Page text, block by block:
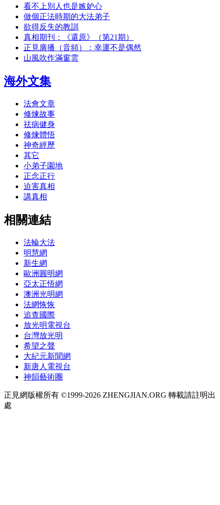
看不上別人也是嫉妒心
做個正法時期的大法弟子
欲得反失的教訓
真相期刊：《還原》（第21期）
正見廣播（音頻）：幸運不是偶然
山風吹作滿窗雲
海外文集
法會文章
修煉故事
祛病健身
修煉體悟
神奇經歷
其它
小弟子園地
正念正行
迫害真相
講真相
相關連結
法輪大法
明慧網
新生網
歐洲圓明網
亞太正悟網
澳洲光明網
法網恢恢
追查國際
放光明電視台
台灣放光明
希望之聲
大紀元新聞網
新唐人電視台
神韻藝術團
正見網版權所有 ©1999-2026 ZHENGJIAN.ORG 轉載請註明出
處